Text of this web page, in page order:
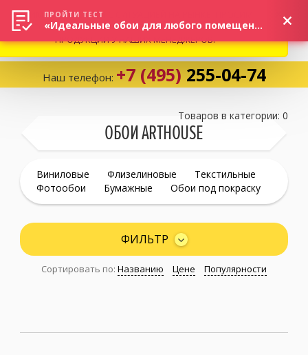
Избранное:0 товаров
Каталог
Компания
Наш телефон: +7 (495) 255-04-74
ОБОИ ARTHOUSE
Виниловые Флизелиновые
Текстильные
Фотообои
Бумажные Обои под покраску
Товаров в категории: 0
ФИЛЬТР
Сортировать по: Названию Цене Популярности
ВНИМАНИЕ! В СВЯЗИ С СИТУАЦИЕЙ НА РЫНКЕ, ПРОСИМ
УТОЧНЯТЬ АКТУАЛЬНУЮ СТОИМОСТЬ И НАЛИЧИЕ
ПРОДУКЦИИ У НАШИХ МЕНЕДЖЕРОВ.
ПРОЙТИ ТЕСТ
«Идеальные обои для любого помещения!»